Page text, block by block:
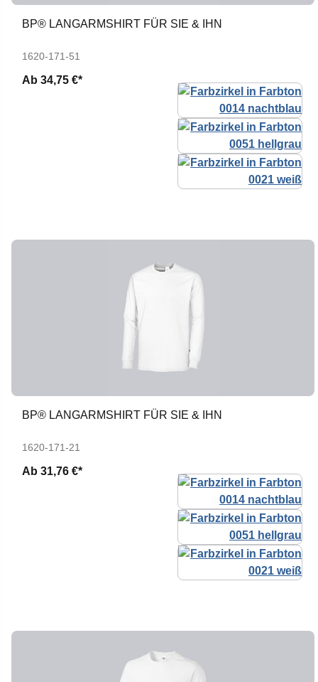
BP® LANGARMSHIRT FÜR SIE & IHN
1620-171-51
Ab 34,75 €*
BP® LANGARMSHIRT FÜR SIE & IHN
1620-171-21
Ab 31,76 €*